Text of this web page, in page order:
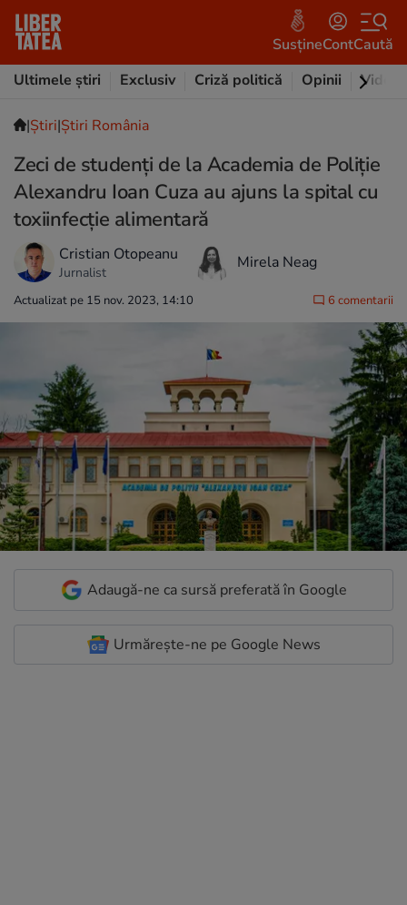
SusțineContCaută
Ultimele știri
Exclusiv Criză politică Opinii Video
|Ştiri|Știri România
Zeci de studenți de la Academia de Poliție
Alexandru Ioan Cuza au ajuns la spital cu
toxiinfecție alimentară
Cristian Otopeanu
Jurnalist Mirela Neag
Actualizat pe 15 nov. 2023, 14:10 6 comentarii
Adaugă-ne ca sursă preferată în Google
Urmărește-ne pe Google News